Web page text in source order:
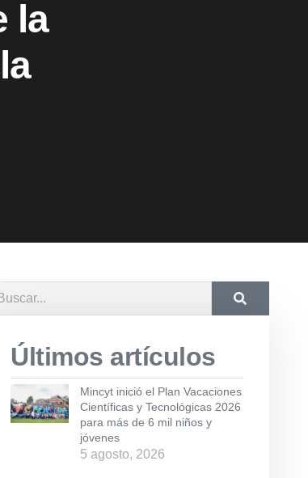
la
Últimos artículos
Mincyt inició el Plan Vacaciones
Científicas y Tecnológicas 2026
para más de 6 mil niños y
jóvenes
5 agosto, 2026